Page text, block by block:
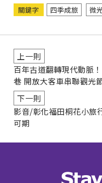
關鍵字 四季成旅 微
上一則
百年古道翻轉現代動脈
巷 開放大客車串聯觀光
下一則
影音/彰化福田桐花小旅
可期